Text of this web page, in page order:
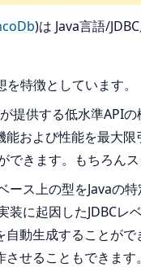
)は Java言語/
特徴としています。
提供する低水準API
および性能を最大
できます。もちろん
ース上の型をJavaの
装に起因したJDBC
動生成することが
せることもできま